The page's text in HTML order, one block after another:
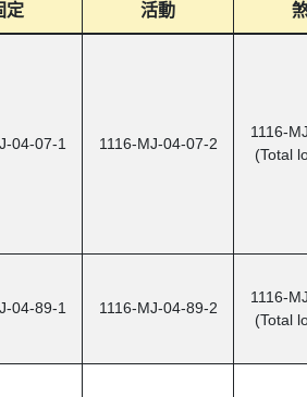
定
活動
04-07-1 1116-MJ-04-07-2
1116-
(Total
04-89-1 1116-MJ-04-89-2
1116-
(Total